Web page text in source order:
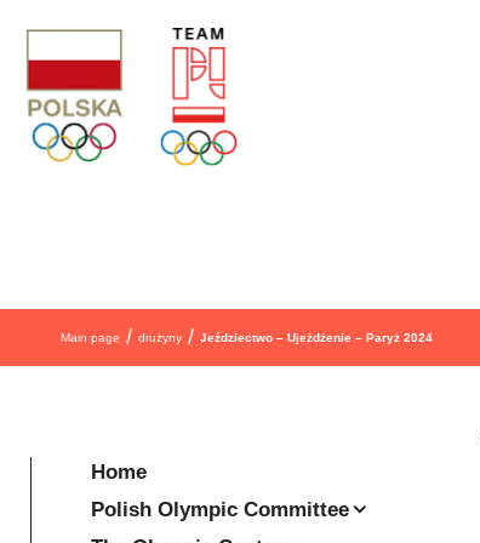
Main page / drużyny / Jeździectwo – Ujeżdżenie – Paryż 2024
Home
Polish Olympic Committee